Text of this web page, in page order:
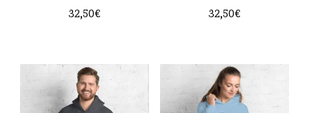
la
producto
de
producto
32,50€
tiene
múltiples
32,50€
tiene
múltiples